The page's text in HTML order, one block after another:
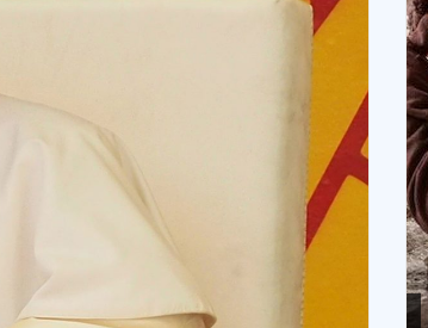
XIV Domingo ordinario. Año A